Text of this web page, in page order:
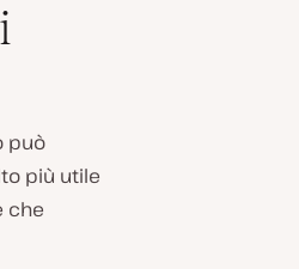
può
più utile
che